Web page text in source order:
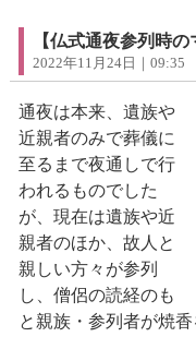
【仏式通夜参列時
2022年11月24日｜09:35
通夜は本来、遺族や
近親者のみで葬儀に
至るまで夜通しで行
われるものでした
が、現在は遺族や近
親者のほか、故人と
親しい方々が参列
し、僧侶の読経のも
と親族・参列者が焼